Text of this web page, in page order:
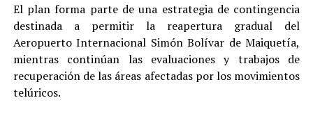
El plan forma parte de una estrategia de contingencia
destinada a permitir la reapertura gradual del
Aeropuerto Internacional Simón Bolívar de Maiquetía,
mientras continúan las evaluaciones y trabajos de
recuperación de las áreas afectadas por los movimientos
telúricos.